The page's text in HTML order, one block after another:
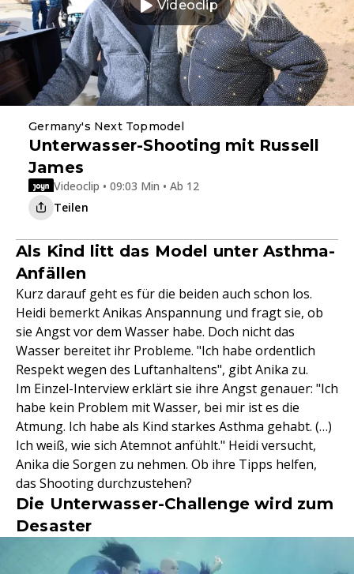
Videoclip
Germany's Next Topmodel
Unterwasser-Shooting mit Russell
James
Videoclip • 09:03 Min • Ab 12
Teilen
Als Kind litt das Model unter Asthma-
Anfällen
Kurz darauf geht es für die beiden auch schon los.
Heidi bemerkt Anikas Anspannung und fragt sie, ob
sie Angst vor dem Wasser habe. Doch nicht das
Wasser bereitet ihr Probleme. "Ich habe ordentlich
Respekt wegen des Luftanhaltens", gibt Anika zu.
Im Einzel-Interview erklärt sie ihre Angst genauer: "Ich
habe kein Problem mit Wasser, bei mir ist es die
Atmung. Ich habe als Kind starkes Asthma gehabt. (…)
Ich weiß, wie sich Atemnot anfühlt." Heidi versucht,
Anika die Sorgen zu nehmen. Ob ihre Tipps helfen,
das Shooting durchzustehen?
Die Unterwasser-Challenge wird zum
Desaster